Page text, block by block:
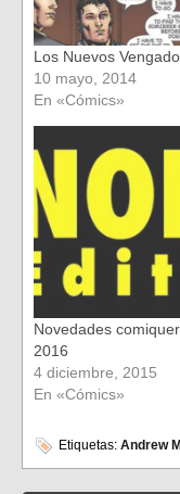
Los Nuevos
10 mayo, 2014
En «Cómics»
Novedades
2016
4 diciembre, 2015
En «Cómics»
Etiquetas: Andrew